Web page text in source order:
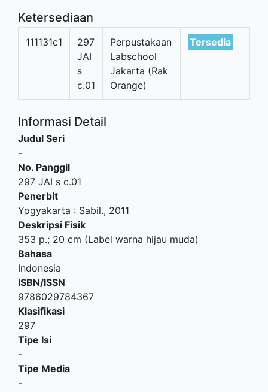
Ketersediaan
111131c1
297
JAI
s
c.01
Perpustakaan
Labschool
Jakarta (Rak
Orange)
Tersedia
Informasi Detail
Judul Seri
-
No. Panggil
297 JAI s c.01
Penerbit
Yogyakarta : Sabil., 2011
Deskripsi Fisik
353 p.; 20 cm (Label warna hijau muda)
Bahasa
Indonesia
ISBN/ISSN
9786029784367
Klasifikasi
297
Tipe Isi
-
Tipe Media
-